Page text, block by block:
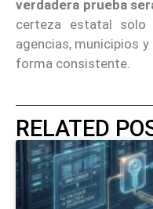
verdadera prueba
certeza estatal solo
agencias, municipios
forma consistente.
RELATED